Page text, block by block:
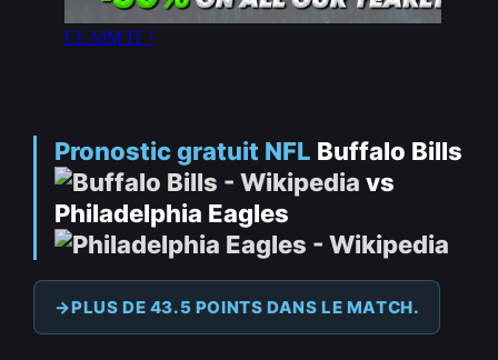
Pronostic gratuit NFL Buffalo Bills
vs
Philadelphia Eagles
PLUS DE 43.5 POINTS DANS LE MATCH.